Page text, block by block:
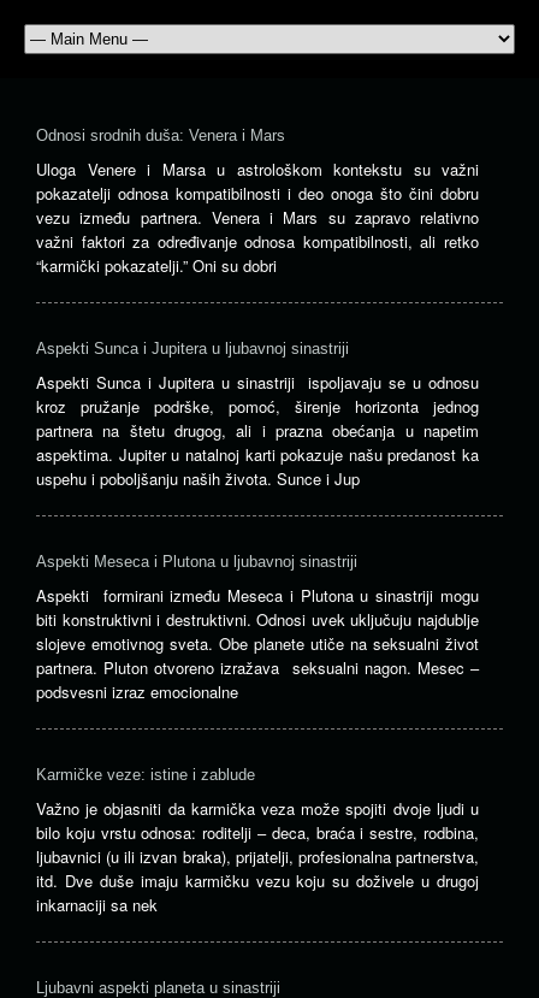
Odnosi srodnih duša: Venera i Mars
Uloga Venere i Marsa u astrološkom kontekstu su važni
pokazatelji odnosa kompatibilnosti i deo onoga što čini dobru
vezu između partnera. Venera i Mars su zapravo relativno
važni faktori za određivanje odnosa kompatibilnosti, ali retko
“karmički pokazatelji.” Oni su dobri
Aspekti Sunca i Jupitera u ljubavnoj sinastriji
Aspekti Sunca i Jupitera u sinastriji ispoljavaju se u odnosu
kroz pružanje podrške, pomoć, širenje horizonta jednog
partnera na štetu drugog, ali i prazna obećanja u napetim
aspektima. Jupiter u natalnoj karti pokazuje našu predanost ka
uspehu i poboljšanju naših života. Sunce i Jup
Aspekti Meseca i Plutona u ljubavnoj sinastriji
Aspekti formirani između Meseca i Plutona u sinastriji mogu
biti konstruktivni i destruktivni. Odnosi uvek uključuju najdublje
slojeve emotivnog sveta. Obe planete utiče na seksualni život
partnera. Pluton otvoreno izražava seksualni nagon. Mesec –
podsvesni izraz emocionalne
Karmičke veze: istine i zablude
Važno je objasniti da karmička veza može spojiti dvoje ljudi u
bilo koju vrstu odnosa: roditelji – deca, braća i sestre, rodbina,
ljubavnici (u ili izvan braka), prijatelji, profesionalna partnerstva,
itd. Dve duše imaju karmičku vezu koju su doživele u drugoj
inkarnaciji sa nek
Ljubavni aspekti planeta u sinastriji